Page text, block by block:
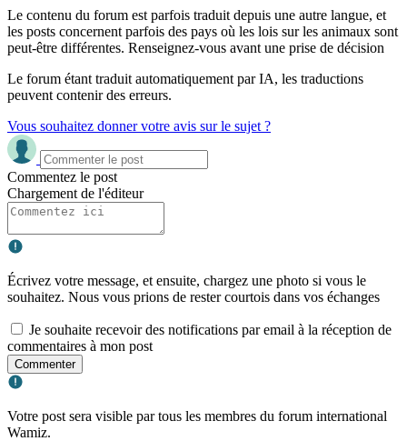
Le contenu du forum est parfois traduit depuis une autre langue, et
les posts concernent parfois des pays où les lois sur les animaux sont
peut-être différentes. Renseignez-vous avant une prise de décision
Le forum étant traduit automatiquement par IA, les traductions
peuvent contenir des erreurs.
Vous souhaitez donner votre avis sur le sujet ?
Commentez le post
Chargement de l'éditeur
Écrivez votre message, et ensuite, chargez une photo si vous le
souhaitez. Nous vous prions de rester courtois dans vos échanges
Je souhaite recevoir des notifications par email à la réception de
commentaires à mon post
Commenter
Votre post sera visible par tous les membres du forum international
Wamiz.